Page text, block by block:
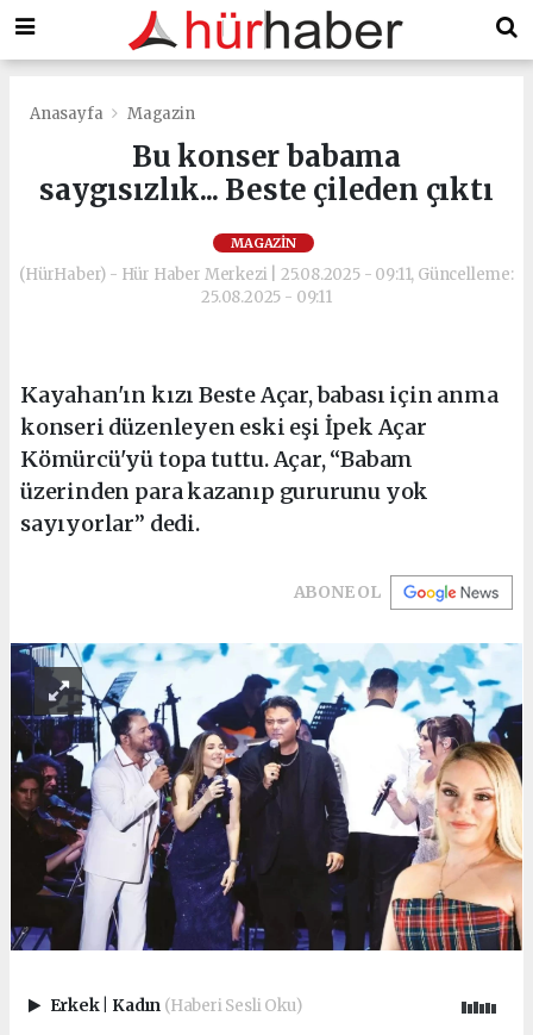
Anasayfa Magazin
Bu konser babama
saygısızlık... Beste çileden çıktı
MAGAZIN
(HürHaber) - Hür Haber Merkezi | 25.08.2025 - 09:11, Güncelleme:
25.08.2025 - 09:11
Kayahan'ın kızı Beste Açar, babası için anma
konseri düzenleyen eski eşi İpek Açar
Kömürcü'yü topa tuttu. Açar, “Babam
üzerinden para kazanıp gururunu yok
sayıyorlar” dedi.
ABONE OL
Erkek Kadın (Haberi Sesli Oku)